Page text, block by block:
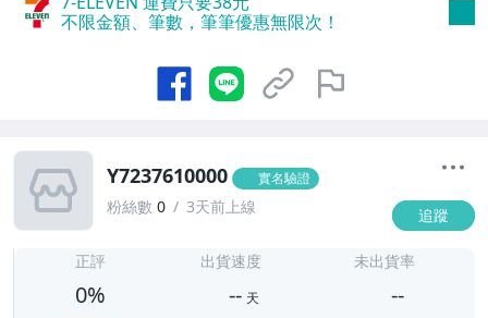
不限金額、筆數，筆筆優惠無限次！
Y7237610000 實名驗證
粉絲數 0 3天前上線 追蹤
正評
0%
出貨速度
-- 天
未出貨率
--